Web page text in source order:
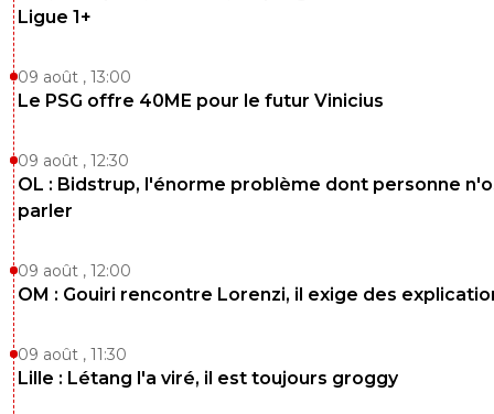
Ligue 1+
09 août , 13:00
Le PSG offre 40ME pour le futur Vinicius
09 août , 12:30
OL : Bidstrup, l'énorme problème dont personne
parler
09 août , 12:00
OM : Gouiri rencontre Lorenzi, il exige des
09 août , 11:30
Lille : Létang l'a viré, il est toujours groggy